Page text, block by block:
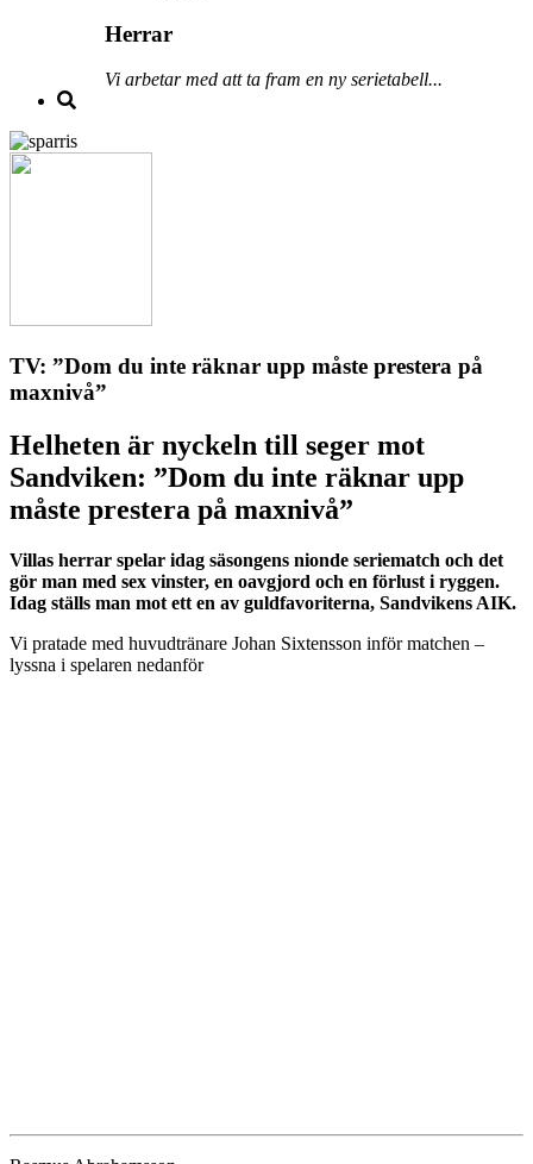
Herrar
Vi arbetar med att ta fram en ny serietabell...
TV: ”Dom du inte räknar upp måste prestera på
maxnivå”
Helheten är nyckeln till seger mot
Sandviken: ”Dom du inte räknar upp
måste prestera på maxnivå”
Villas herrar spelar idag säsongens nionde seriematch och det
gör man med sex vinster, en oavgjord och en förlust i ryggen.
Idag ställs man mot ett en av guldfavoriterna, Sandvikens AIK.
Vi pratade med huvudtränare Johan Sixtensson inför matchen –
lyssna i spelaren nedanför